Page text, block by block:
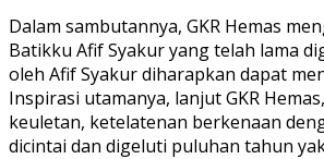
Dalam sambutannya, GKR Hemas
Batikku Afif Syakur yang telah lama
oleh Afif Syakur diharapkan dapat
Inspirasi utamanya, lanjut GKR
keuletan, ketelatenan berkenaan
dicintai dan digeluti puluhan tahun